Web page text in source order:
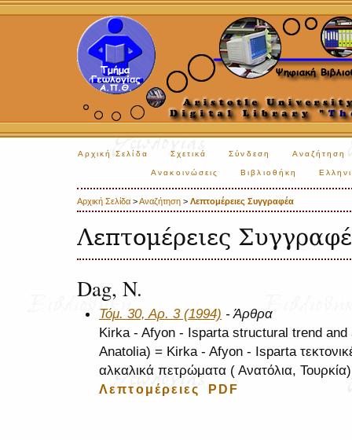
Αρχική Σελίδα Σχετικά Σύνδεση Αναζήτηση
Ανακοινώσεις Βιβλιοθήκη
Αρχική Σελίδα >Αναζήτηση > Λεπτομέρειες Συγγραφέα
Λεπτομέρειες
Dag, N.
Τόμ. 30, Αρ. 3 (1994) - Άρθρα
Kirka - Afyon - Isparta structural trend
Anatolia) = Kirka - Afyon - Isparta
αλκαλικά πετρώματα ( Ανατόλια, Τουρκία)
Λεπτομέρειες PDF